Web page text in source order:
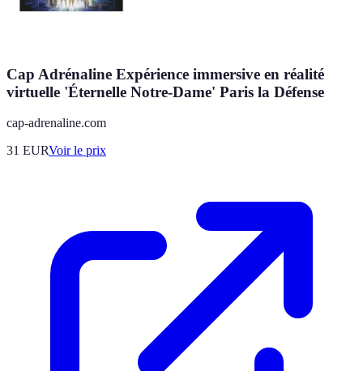
Cap Adrénaline Expérience immersive en réalité
virtuelle 'Éternelle Notre-Dame' Paris la Défense
cap-adrenaline.com
31 EURVoir le prix